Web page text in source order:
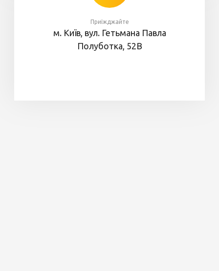
Приїжджайте
м. Київ, вул. Гетьмана Павла
Полуботка, 52В